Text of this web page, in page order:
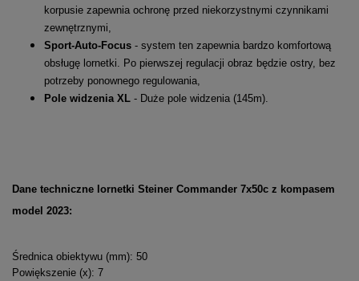
korpusie zapewnia ochronę przed niekorzystnymi czynnikami
zewnętrznymi,
Sport-Auto-Focus - system ten zapewnia bardzo komfortową
obsługę lornetki. Po pierwszej regulacji obraz będzie ostry, bez
potrzeby ponownego regulowania,
Pole widzenia XL - Duże pole widzenia (145m).
Dane techniczne lornetki Steiner Commander 7x50c z kompasem
model 2023:
Średnica obiektywu (mm): 50
Powiększenie (x): 7